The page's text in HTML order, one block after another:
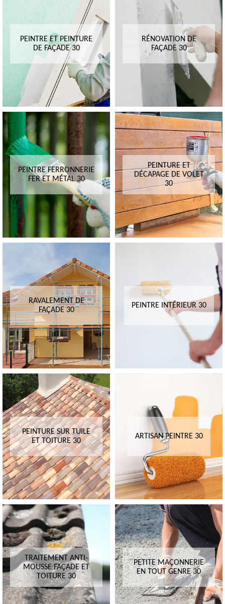
PEINTRE ET PEINTURE
DE FAÇADE 30
RÉNOVATION DE
FAÇADE 30
PEINTRE FERRONNERIE
FER ET MÉTAL 30
PEINTURE ET
DÉCAPAGE DE VOLET
30
RAVALEMENT DE
FAÇADE 30
PEINTRE INTÉRIEUR 30
PEINTURE SUR TUILE
ET TOITURE 30
ARTISAN PEINTRE 30
TRAITEMENT ANTI-
MOUSSE FAÇADE ET
TOITURE 30
PETITE MAÇONNERIE
EN TOUT GENRE 30